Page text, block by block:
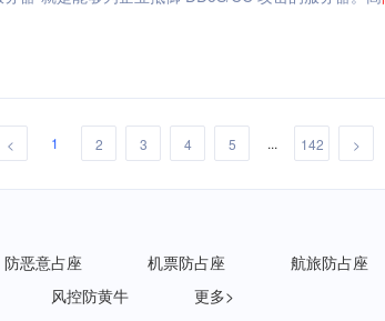
< 1 2 3 4 5 ... 142 >
防恶意占座 机票防占座 航旅防占座
风控防黄牛 更多>